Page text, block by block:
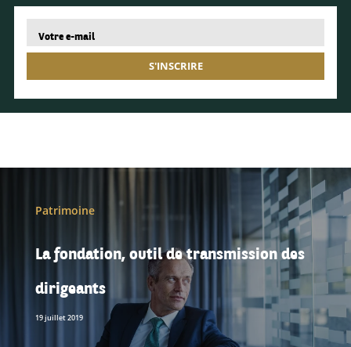
S'INSCRIRE
Patrimoine
La fondation, outil de transmission des
dirigeants
19 juillet 2019